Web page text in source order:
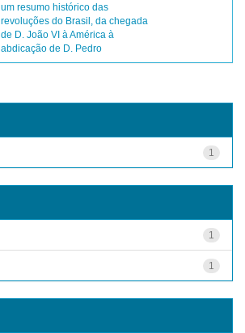
um resumo histórico das
revoluções do Brasil, da chegada
de D. João VI à América à
abdicação de D. Pedro
1
1
1